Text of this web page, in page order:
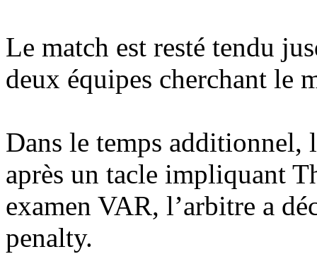
Le match est resté tendu
deux équipes cherchant le
Dans le temps additionnel,
après un tacle impliquant
examen VAR, l’arbitre a
penalty.